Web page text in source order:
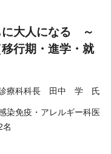
に大人になる ～
行期・進学・就
診療科科長 田中 学 氏
染免疫・アレルギー科医